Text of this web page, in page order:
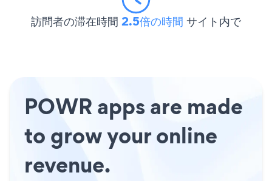
訪問者の滞在時間 2.5倍の時間 サイト内で
POWR apps are made
to grow your online
revenue.